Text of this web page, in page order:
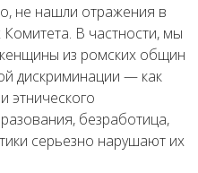
не нашли отражения в
В частности, мы
из ромских общин
дискриминации — как
этнического
безработица,
серьезно нарушают их